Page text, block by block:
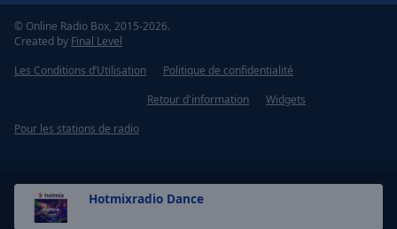
Hotmixradio Dance
© Online Radio Box, 2015-2026.
Created by Final Level
Les Conditions d’Utilisation
Politique de confidentialité
Retour d'information
Widgets
Pour les stations de radio